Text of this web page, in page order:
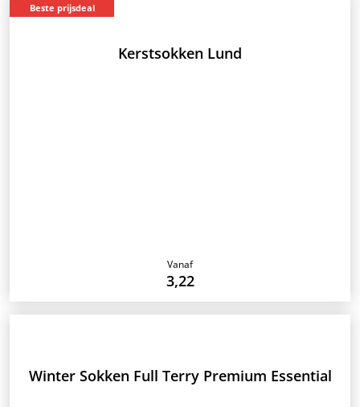
Beste prijsdeal
Kerstsokken Lund
Vanaf
3,22
Winter Sokken Full Terry Premium Essential